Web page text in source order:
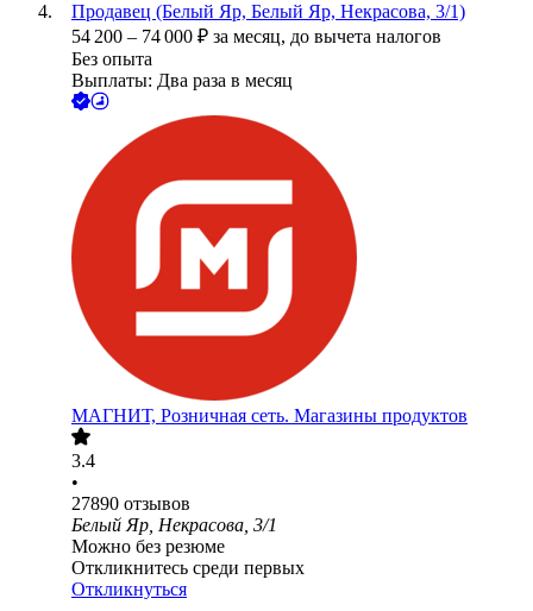
Продавец (Белый Яр, Белый Яр, Некрасова, 3/1)
54 200 – 74 000 ₽ за месяц, до вычета налогов
Без опыта
Выплаты: Два раза в месяц
МАГНИТ, Розничная сеть. Магазины продуктов
3.4
•
27890 отзывов
Белый Яр, Некрасова, 3/1
Можно без резюме
Откликнитесь среди первых
Откликнуться